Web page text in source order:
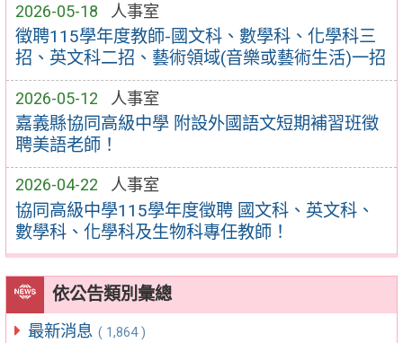
2026-05-18 人事室
徵聘115學年度教師-國文科、數學科、化學科三
招、英文科二招、藝術領域(音樂或藝術生活)一招
2026-05-12 人事室
嘉義縣協同高級中學 附設外國語文短期補習班徵
聘美語老師！
2026-04-22 人事室
協同高級中學115學年度徵聘 國文科、英文科、
數學科、化學科及生物科專任教師！
依公告類別彙總
最新消息 ( 1,864 )